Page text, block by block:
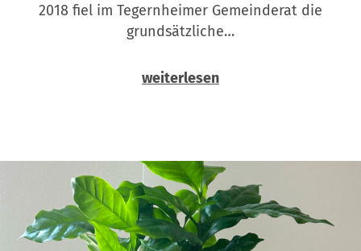
2018 fiel im Tegernheimer Gemeinderat die
grundsätzliche…
weiterlesen